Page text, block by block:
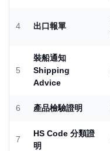
4 出口報單
5
裝船通知
Shipping
Advice
6 產品檢驗證明
7
HS Code 分類證
明